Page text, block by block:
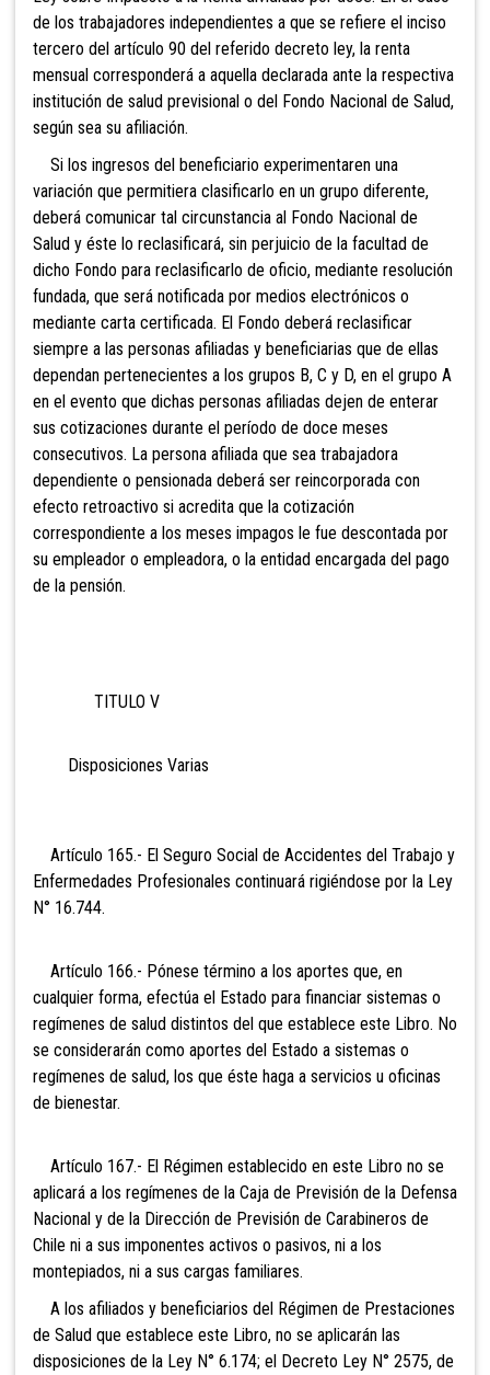
de los trabajadores independientes a que se refiere el inciso
tercero del artículo 90 del referido decreto ley, la renta
mensual corresponderá a aquella declarada ante la respectiva
institución de salud previsional o del Fondo Nacional de Salud,
según sea su afiliación.
Si los ingresos del beneficiario experimentaren una
variación que permitiera clasificarlo en un grupo diferente,
deberá comunicar tal circunstancia al Fondo Nacional de
Salud y éste lo reclasificará, sin perjuicio de la facultad de
dicho Fondo para reclasificarlo de oficio, mediante resolución
fundada, que será notificada por medios electrónicos o
mediante carta certificada. El Fondo deberá reclasificar
siempre a las personas afiliadas y beneficiarias que de ellas
dependan pertenecientes a los grupos B, C y D, en el grupo A
en el evento que dichas personas afiliadas dejen de enterar
sus cotizaciones durante el período de doce meses
consecutivos. La persona afiliada que sea trabajadora
dependiente o pensionada deberá ser reincorporada con
efecto retroactivo si acredita que la cotización
correspondiente a los meses impagos le fue descontada por
su empleador o empleadora, o la entidad encargada del pago
de la pensión.
TITULO V
Disposiciones Varias
Artículo 165.- El Seguro Social de Accidentes del Trabajo y
Enfermedades Profesionales continuará rigiéndose por la Ley
N° 16.744.
Artículo 166.- Pónese término a los aportes que, en
cualquier forma, efectúa el Estado para financiar sistemas o
regímenes de salud distintos del que establece este Libro. No
se considerarán como aportes del Estado a sistemas o
regímenes de salud, los que éste haga a servicios u oficinas
de bienestar.
Artículo 167.- El Régimen establecido en este Libro no se
aplicará a los regímenes de la Caja de Previsión de la Defensa
Nacional y de la Dirección de Previsión de Carabineros de
Chile ni a sus imponentes activos o pasivos, ni a los
montepiados, ni a sus cargas familiares.
A los afiliados y beneficiarios del Régimen de Prestaciones
de Salud que establece este Libro, no se aplicarán las
disposiciones de la Ley N° 6.174; el Decreto Ley N° 2575, de